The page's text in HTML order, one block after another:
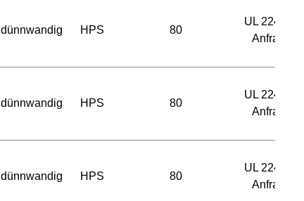
dünnwandig HPS 80
UL 224 auf
Anfrage
dünnwandig HPS 80
UL 224 auf
Anfrage
dünnwandig HPS 80
UL 224 auf
Anfrage